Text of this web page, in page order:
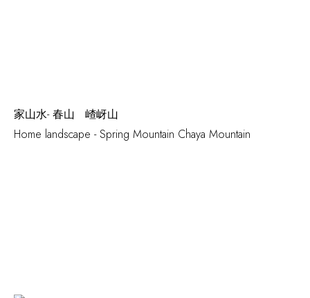
家山水- 春山 嵖岈山
Home landscape - Spring Mountain Chaya Mountain